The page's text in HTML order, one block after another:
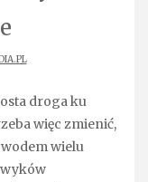
więc zmienić,
wielu